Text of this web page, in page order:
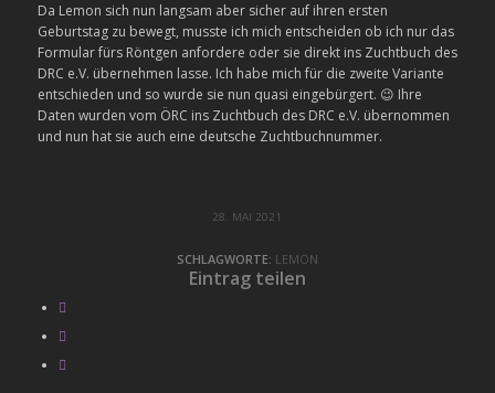
Da Lemon sich nun langsam aber sicher auf ihren ersten
Geburtstag zu bewegt, musste ich mich entscheiden ob ich nur das
Formular fürs Röntgen anfordere oder sie direkt ins Zuchtbuch des
DRC e.V. übernehmen lasse. Ich habe mich für die zweite Variante
entschieden und so wurde sie nun quasi eingebürgert. 😉 Ihre
Daten wurden vom ÖRC ins Zuchtbuch des DRC e.V. übernommen
und nun hat sie auch eine deutsche Zuchtbuchnummer.
28. MAI 2021
SCHLAGWORTE: LEMON
Eintrag teilen